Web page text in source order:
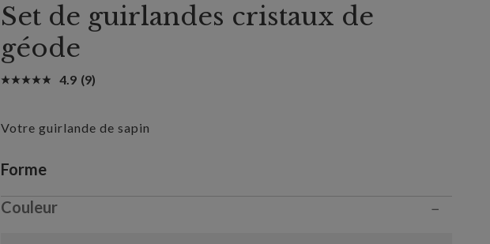
Set de guirlandes cristaux de
géode
4.9 (9)
Votre guirlande de sapin
Variant selection
Forme
Couleur
−